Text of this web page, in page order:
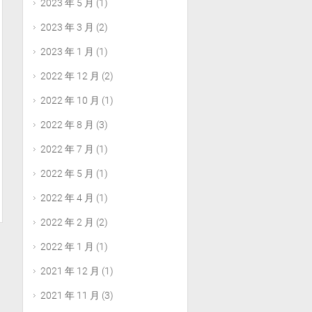
2023 年 5 月 (1)
2023 年 3 月 (2)
2023 年 1 月 (1)
2022 年 12 月 (2)
2022 年 10 月 (1)
2022 年 8 月 (3)
2022 年 7 月 (1)
2022 年 5 月 (1)
2022 年 4 月 (1)
2022 年 2 月 (2)
2022 年 1 月 (1)
2021 年 12 月 (1)
2021 年 11 月 (3)